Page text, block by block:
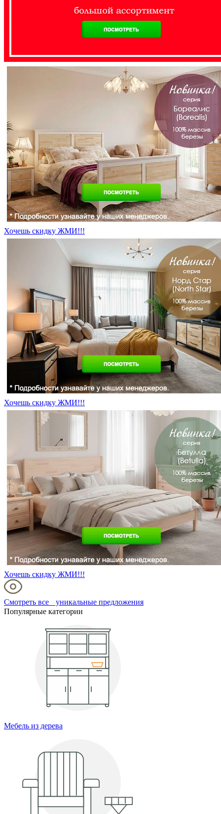
Хочешь скидку ЖМИ!!!
Хочешь скидку ЖМИ!!!
Хочешь скидку ЖМИ!!!
Смотреть все уникальные предложения
Популярные категории
Мебель из дерева